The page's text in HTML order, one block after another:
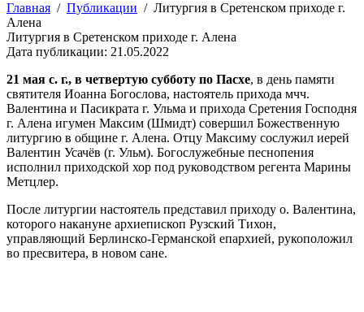
Главная / Публикации / Литургия в Сретенском приходе г.
Алена
Литургия в Сретенском приходе г. Алена
Дата публикации: 21.05.2022
21 мая с. г., в четвертую субботу по Пасхе, в день памяти
святителя Иоанна Богослова, настоятель прихода мчч.
Валентина и Пасикрата г. Ульма и прихода Сретения Господня
г. Алена игумен Максим (Шмидт) совершил Божественную
литургию в общине г. Алена. Отцу Максиму сослужил иерей
Валентин Усачёв (г. Ульм). Богослужебные песнопения
исполнил приходской хор под руководством регента Марины
Метцлер.
После литургии настоятель представил приходу о. Валентина,
которого накануне архиепископ Рузский Тихон,
управляющий Берлинско-Германской епархией, рукоположил
во пресвитера, в новом сане.